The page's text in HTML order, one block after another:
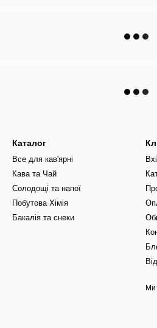
Каталог
Все для кав'ярні
Кава та Чай
Солодощі та напої
Побутова Хімія
Бакалія та снеки
Ми